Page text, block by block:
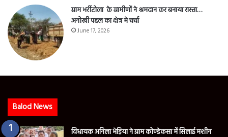
ग्राम भर्रीटोला के ग्रामीणों ने श्रमदान कर बनाया रास्ता…
अनोखी पहल का क्षेत्र मे चर्चा
June 17, 2026
Balod News
विधायक अनिला भेड़िया ने ग्राम कोण्डेकसा में सिलाई मशीन